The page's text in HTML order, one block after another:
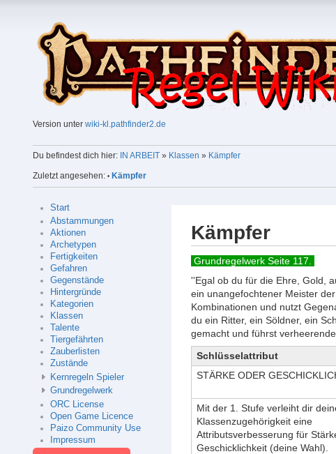
Version unter wiki-kl.pathfinder2.de
Du befindest dich hier: IN ARBEIT» Klassen » Kämpfer
Zuletzt angesehen: • Kämpfer
Start
Abstammungen
Aktionen
Archetypen
Fertigkeiten
Gefahren
Gegenstände
Hintergründe
Kategorien
Klassen
Talente
Tiergefährten
Zauberlisten
Zustände
Kernregeln Spieler
Grundregelwerk
ORC License
Open Game Licence
Paizo Community Use
Impressum
Kämpfer
Grundregelwerk Seite 117.
''Egal ob du für die Ehre, Gold,
ein unangefochtener Meister
Kombinationen und nutzt
du ein Ritter, ein Söldner, ein
gemacht und führst
Schlüsselattribut
STÄRKE ODER
Mit der 1. Stufe verleiht dir
Klassenzugehörigkeit eine
Attributsverbesserung für
Geschicklichkeit (deine Wahl).